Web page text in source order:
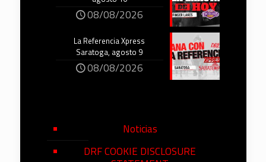
08/08/2026
La Referencia Xpress
Saratoga, agosto 9
08/08/2026
Noticias
DRF COOKIE DISCLOSURE